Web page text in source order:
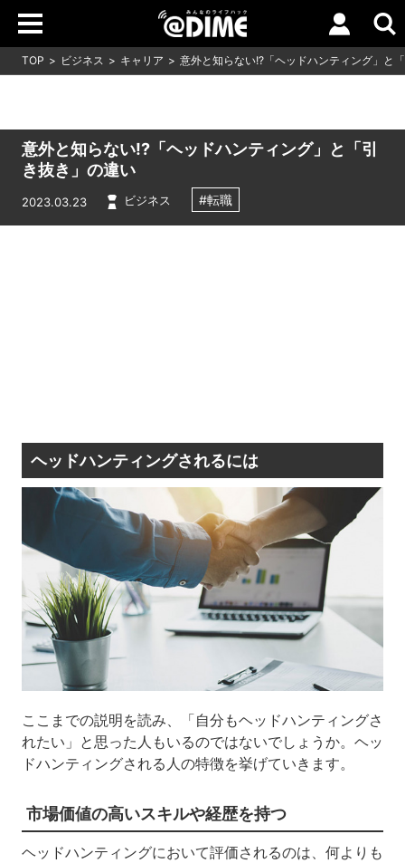
TOP ビジネス キャリア 意外と知らない!?「ヘッドハンティング」と
意外と知らない!?「ヘッドハンティング」と「引
き抜き」の違い
2023.03.23 ビジネス #転職
ヘッドハンティングされるには
ここまでの説明を読み、「自分もヘッドハンティングさ
れたい」と思った人もいるのではないでしょうか。ヘッ
ドハンティングされる人の特徴を挙げていきます。
市場価値の高いスキルや経歴を持つ
ヘッドハンティングにおいて評価されるのは、何よりも